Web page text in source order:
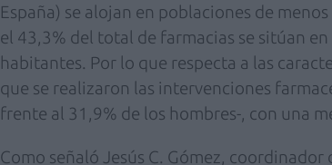
España) se alojan en poblaciones de
el 43,3% del total de farmacias se sitúan
habitantes. Por lo que respecta a las
que se realizaron las intervenciones
frente al 31,9% de los hombres-, con una
Como señaló Jesús C. Gómez,